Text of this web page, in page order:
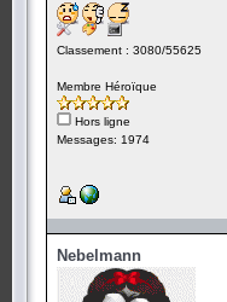
Classement : 3080/55625
Membre Héroïque
Hors ligne
Messages: 1974
Nebelmann